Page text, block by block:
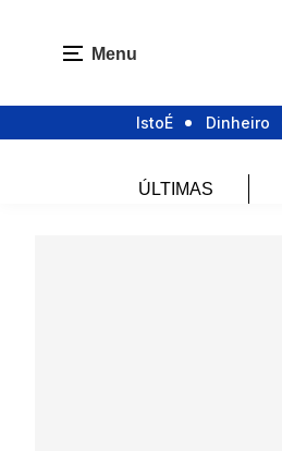
Menu
IstoÉ Dinheiro
ÚLTIMAS